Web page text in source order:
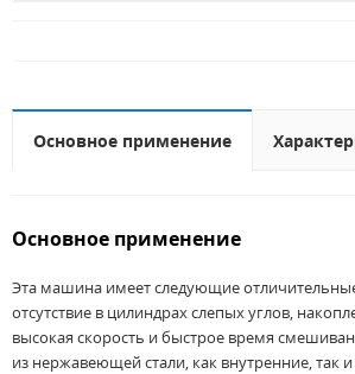
Основное применение
Основное применение
Эта машина имеет следующие
отсутствие в цилиндрах слепых углов,
высокая скорость и быстрое время
из нержавеющей стали, как внутренние, так